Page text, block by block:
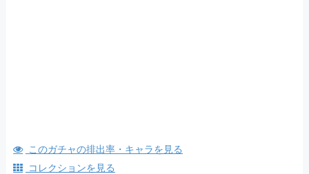
このガチャの排出率・キャラを見る
コレクションを見る